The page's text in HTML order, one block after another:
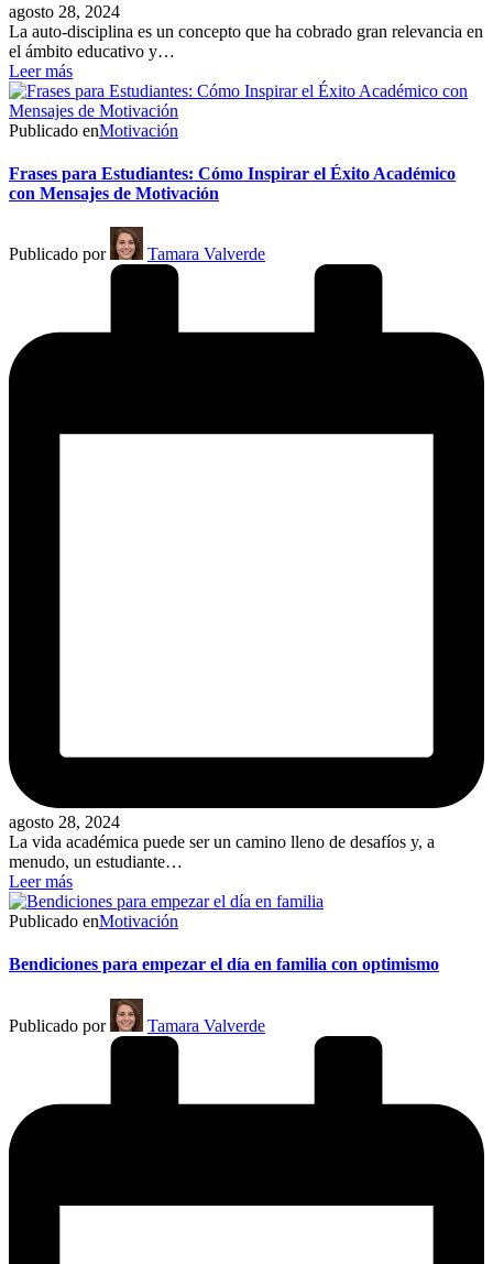
agosto 28, 2024
La auto-disciplina es un concepto que ha cobrado gran relevancia en
el ámbito educativo y…
Leer más
Publicado enMotivación
Frases para Estudiantes: Cómo Inspirar el Éxito Académico
con Mensajes de Motivación
Publicado por Tamara Valverde
agosto 28, 2024
La vida académica puede ser un camino lleno de desafíos y, a
menudo, un estudiante…
Leer más
Publicado enMotivación
Bendiciones para empezar el día en familia con optimismo
Publicado por Tamara Valverde